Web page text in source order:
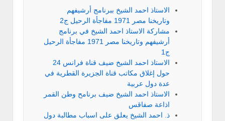
الاستاذ احمد الشيخ ببرنامج أرشيفهم
وتاريخنا مصر 1971 مفاجأة الرحيل ج2
مشاركة الاستاذ احمد الشيخ في برنامج
أرشيفهم وتاريخنا مصر 1971 مفاجأة الرحيل
ج1
الاستاذ احمد الشيخ ضيف قناة فرانس 24
حول إغلاق مكاتب قناة الجزيرة القطرية في
عدة دول عربية
الاستاذ احمد الشيخ ضيف برنامح وطن القمر
اذاعة صفاقس
ذ. احمد الشيخ يعلق على اسباب مطالبة دول